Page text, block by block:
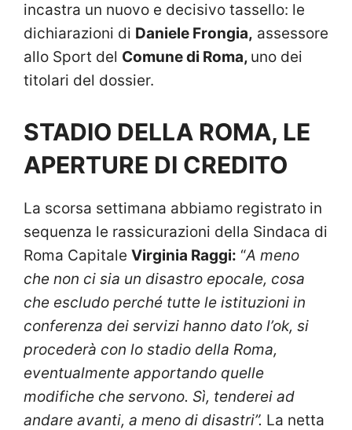
incastra un nuovo e decisivo tassello: le
dichiarazioni di Daniele Frongia, assessore
allo Sport del Comune di Roma, uno dei
titolari del dossier.
STADIO DELLA ROMA, LE
APERTURE DI CREDITO
La scorsa settimana abbiamo registrato in
sequenza le rassicurazioni della Sindaca di
Roma Capitale Virginia Raggi: “A meno
che non ci sia un disastro epocale, cosa
che escludo perché tutte le istituzioni in
conferenza dei servizi hanno dato l’ok, si
procederà con lo stadio della Roma,
eventualmente apportando quelle
modifiche che servono. Sì, tenderei ad
andare avanti, a meno di disastri”. La netta